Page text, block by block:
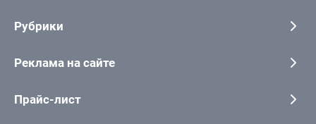
Рубрики
Реклама на сайте
Прайс-лист